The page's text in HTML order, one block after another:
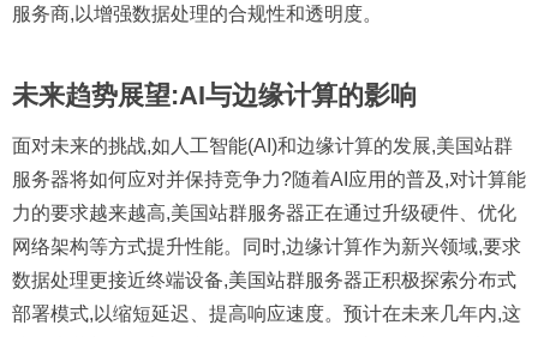
服务商,以增强数据处理的合规性和透明度。
未来趋势展望:AI与边缘计算的影响
面对未来的挑战,如人工智能(AI)和边缘计算的发展,美国站群
服务器将如何应对并保持竞争力?随着AI应用的普及,对计算能
力的要求越来越高,美国站群服务器正在通过升级硬件、优化
网络架构等方式提升性能。同时,边缘计算作为新兴领域,要求
数据处理更接近终端设备,美国站群服务器正积极探索分布式
部署模式,以缩短延迟、提高响应速度。预计在未来几年内,这